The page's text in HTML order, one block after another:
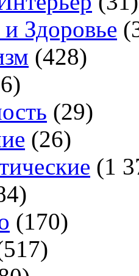
Здоровье
(428)
(29)
(26)
(1
(170)